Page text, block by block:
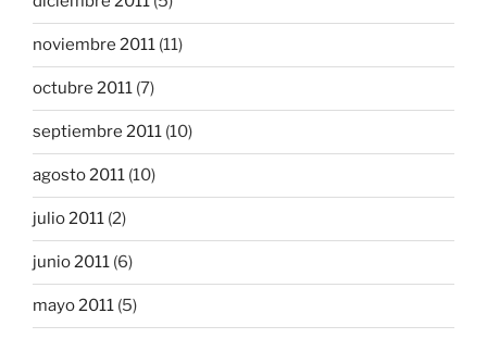
noviembre 2011 (11)
octubre 2011 (7)
septiembre 2011 (10)
agosto 2011 (10)
julio 2011 (2)
junio 2011 (6)
mayo 2011 (5)